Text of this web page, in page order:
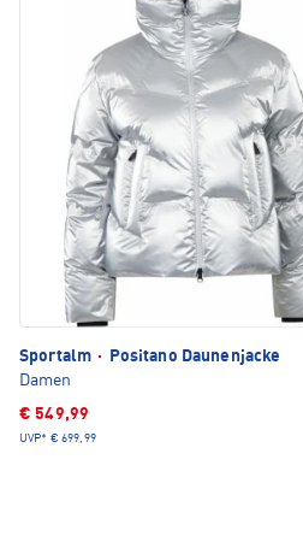
Sportalm ·
Positano Daunenjacke
Damen
€ 549,99
UVP* € 699,99